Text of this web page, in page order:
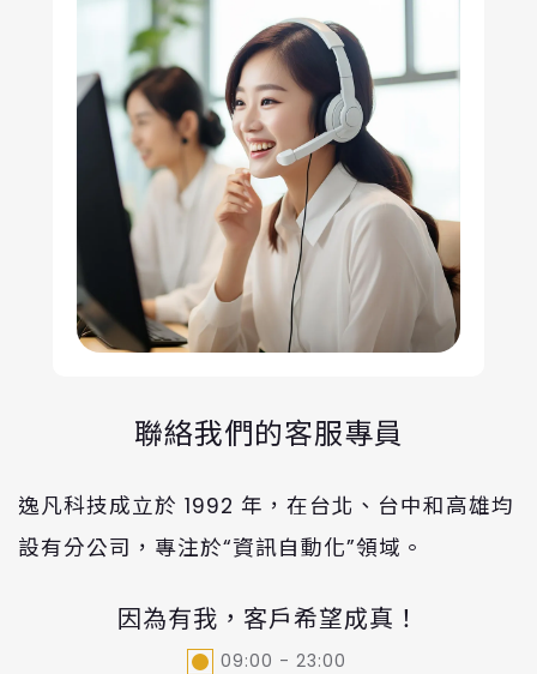
聯絡我們的客服專員
逸凡科技成立於 1992 年，在台北、台中和高雄均
設有分公司，專注於“資訊自動化”領域。
因為有我，客戶希望成真！
09:00 - 23:00